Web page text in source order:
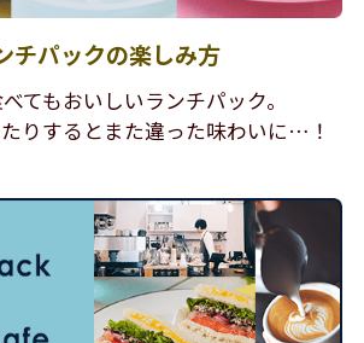
チパックの楽しみ方
てもおいしいランチパック。
りするとまた違った味わいに…！